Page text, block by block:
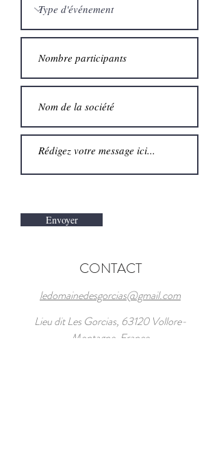
Envoyer
CONTACT
ledomainedesgorcias@gmail.com
Lieu dit Les Gorcias, 63120 Vollore-
Montagne, France